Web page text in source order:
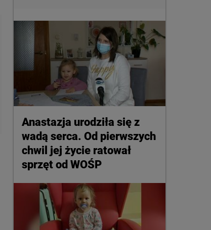
Anastazja urodziła się z
wadą serca. Od pierwszych
chwil jej życie ratował
sprzęt od WOŚP